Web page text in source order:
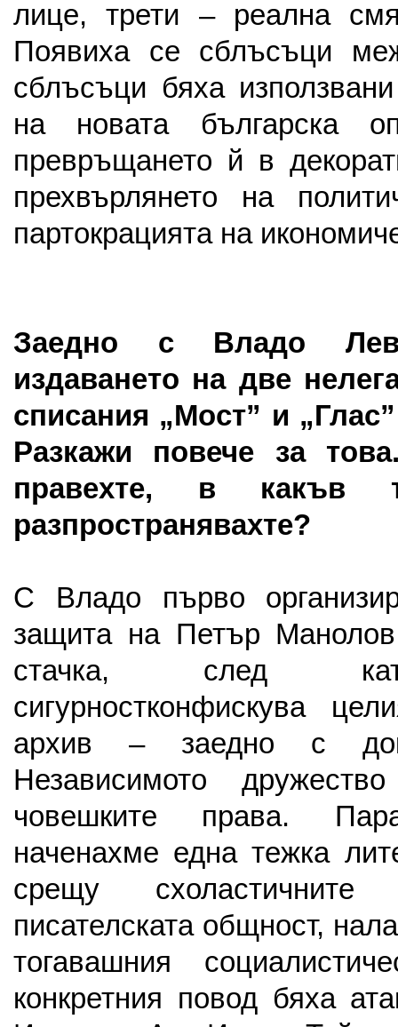
лице, трети – реална
Появиха се сблъсъци
сблъсъци бяха
на новата българска
превръщането й в
прехвърлянето на
партокрацията на
Заедно с Владо
издаването на две
списания „Мост” и
Разкажи повече за
правехте, в какъв
разпространявахте?
С Владо първо
защита на Петър
стачка, след
сигурностконфискува
архив – заедно с
Независимото
човешките права.
наченахме една тежка
срещу
писателската общност,
тогавашния
конкретния повод бяха